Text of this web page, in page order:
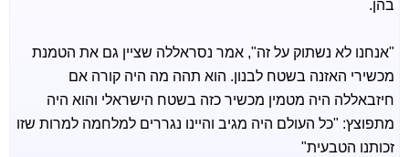
בהן.
"אנחנו לא נשתוק על זה", אמר נסראללה שציין גם את הטמנת
מכשירי האזנה בשטח לבנון. הוא תהה מה היה קורה אם
חיזבאללה היה מטמין מכשיר כזה בשטח הישראלי והוא היה
מתפוצץ: "כל העולם היה מגיב והיינו נגררים למלחמה למרות שזו
זכותנו הטבעית"